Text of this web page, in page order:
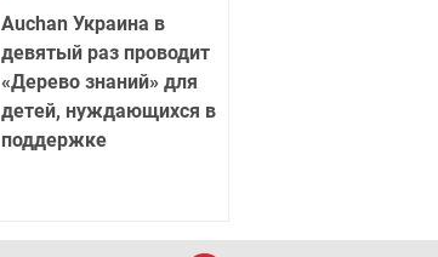
Auchan Украина в
девятый раз проводит
«Дерево знаний» для
детей, нуждающихся в
поддержке